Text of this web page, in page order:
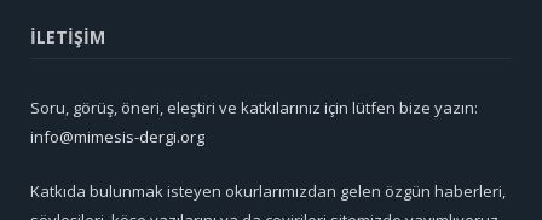
İLETİŞİM
Soru, görüş, öneri, eleştiri ve katkılarınız için lütfen bize yazın:
info@mimesis-dergi.org
Katkıda bulunmak isteyen okurlarımızdan gelen özgün haberleri,